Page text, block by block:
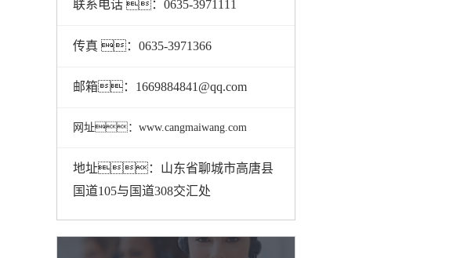
联系电话 ：0635-3971111
传真 ：0635-3971366
邮箱：1669884841@qq.com
网址：www.cangmaiwang.com
地址：山东省聊城市高唐县
国道105与国道308交汇处